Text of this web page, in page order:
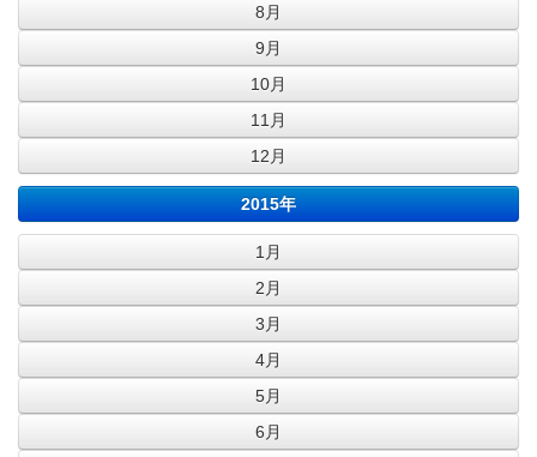
8月
9月
10月
11月
12月
2015年
1月
2月
3月
4月
5月
6月